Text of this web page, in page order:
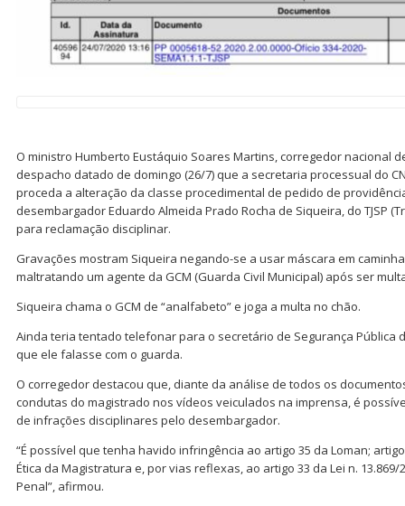
O ministro Humberto Eustáquio Soares Martins, corregedor nacional
despacho datado de domingo (26/7) que a secretaria processual do
proceda a alteração da classe procedimental de pedido de
desembargador Eduardo Almeida Prado Rocha de Siqueira, do TJSP
para reclamação disciplinar.
Gravações mostram Siqueira negando-se a usar máscara em
maltratando um agente da GCM (Guarda Civil Municipal) após ser
Siqueira chama o GCM de “analfabeto” e joga a multa no chão.
Ainda teria tentado telefonar para o secretário de Segurança Pública
que ele falasse com o guarda.
O corregedor destacou que, diante da análise de todos os
condutas do magistrado nos vídeos veiculados na imprensa, é
de infrações disciplinares pelo desembargador.
“É possível que tenha havido infringência ao artigo 35 da Loman;
Ética da Magistratura e, por vias reflexas, ao artigo 33 da Lei n. 13.869/
Penal”, afirmou.